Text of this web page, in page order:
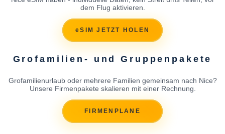
dem Flug aktivieren.
eSIM JETZT HOLEN
Grofamilien- und Gruppenpakete
Grofamilienurlaub oder mehrere Familien gemeinsam nach Nice?
Unsere Firmenpakete skalieren mit einer Rechnung.
FIRMENPLANE